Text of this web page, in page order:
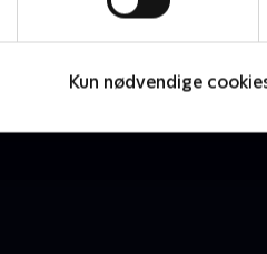
Kun nødvendige